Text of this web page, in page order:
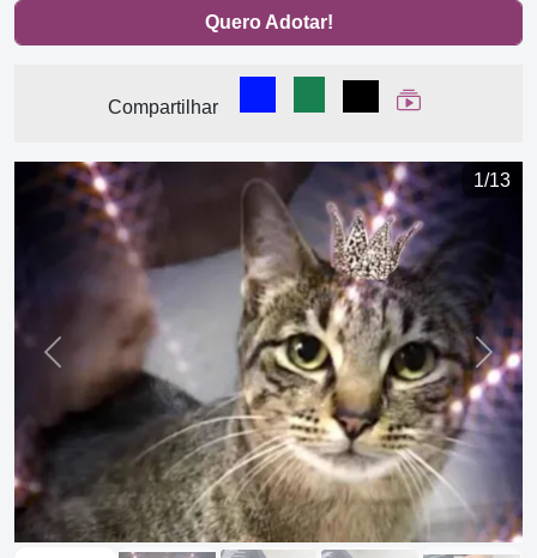
Quero Adotar!
Compartilhar
Compartilhar no Facebook
Compartilhar no
Compartilhar
Ver Web Story
1/13
Previous Next